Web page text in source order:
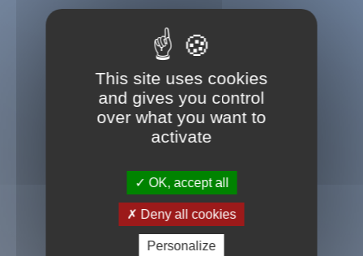
This site uses cookies
and gives you control
over what you want to
activate
OK, accept all
Deny all cookies
Personalize